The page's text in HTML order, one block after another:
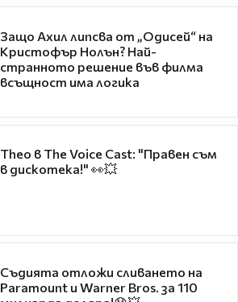
Защо Ахил липсва от „Одисей“ на
Кристофър Нолън? Най-
странното решение във филма
всъщност има логика
Theo в The Voice Cast: "Правен съм
в дискотека!" 👀💥
Съдията отложи сливането на
Paramount и Warner Bros. за 110